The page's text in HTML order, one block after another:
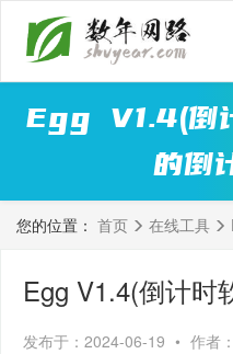
Egg V1.4(倒
的倒
您的位置： 首页 在线工具
Egg V1.4(倒计时
发布于：2024-06-19 • 作者